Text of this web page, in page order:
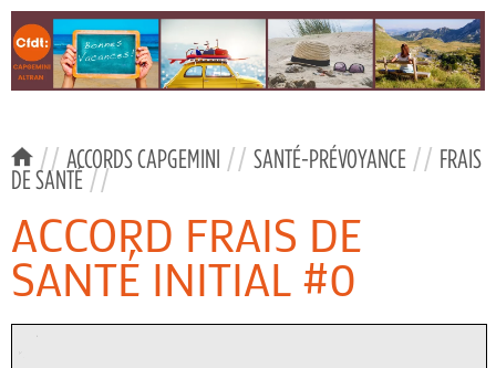
// ACCORDS CAPGEMINI // SANTÉ-PRÉVOYANCE // FRAIS
DE SANTÉ //
ACCORD FRAIS DE
SANTÉ INITIAL #0